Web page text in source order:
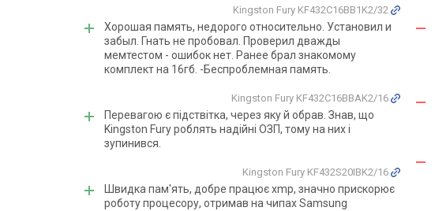
Kingston Fury KF432C16BB1K2/32
Хорошая память, недорого относительно. Установил и
забыл. Гнать не пробовал. Проверил дважды
мемтестом - ошибок нет. Ранее брал знакомому
комплект на 16гб. -Беспроблемная память.
Kingston Fury KF432C16BBAK2/16
Перевагою є підствітка, через яку й обрав. Знав, що
Kingston Fury роблять надійні ОЗП, тому на них і
зупинився.
Kingston Fury KF432S20IBK2/16
Швидка пам'ять, добре працює xmp, значно прискорює
роботу процесору, отримав на чипах Samsung